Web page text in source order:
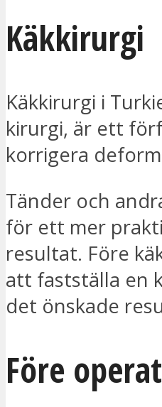
Käkkirurgi
Käkkirurgi i
kirurgi, är ett
korrigera
Tänder och
för ett mer
resultat. Före
att fastställa en
det önskade
Före